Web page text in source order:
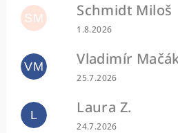
SM Schmidt Miloš
Hodnotenie
1.8.2026
VM Vladimír
Hodnotenie
25.7.2026
L Laura Z.
Hodnotenie
24.7.2026